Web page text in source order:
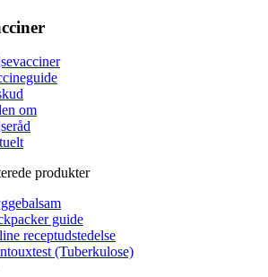
om
produkter
guide
receptudstedelse
(Tuberkulose)